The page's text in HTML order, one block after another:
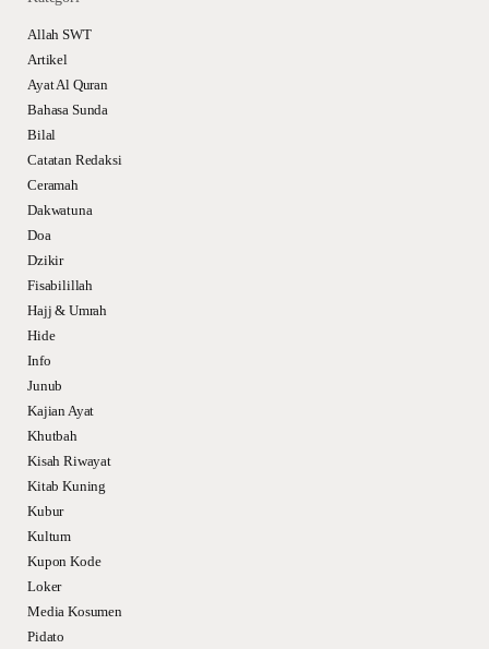
Allah SWT
Artikel
Ayat Al Quran
Bahasa Sunda
Bilal
Catatan Redaksi
Ceramah
Dakwatuna
Doa
Dzikir
Fisabilillah
Hajj & Umrah
Hide
Info
Junub
Kajian Ayat
Khutbah
Kisah Riwayat
Kitab Kuning
Kubur
Kultum
Kupon Kode
Loker
Media Kosumen
Pidato